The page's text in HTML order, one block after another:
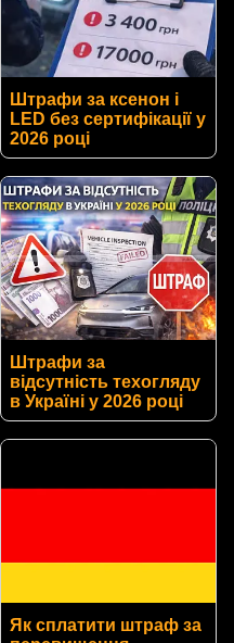
Штрафи за ксенон і
LED без сертифікації у
2026 році
Штрафи за
відсутність техогляду
в Україні у 2026 році
Як сплатити штраф за